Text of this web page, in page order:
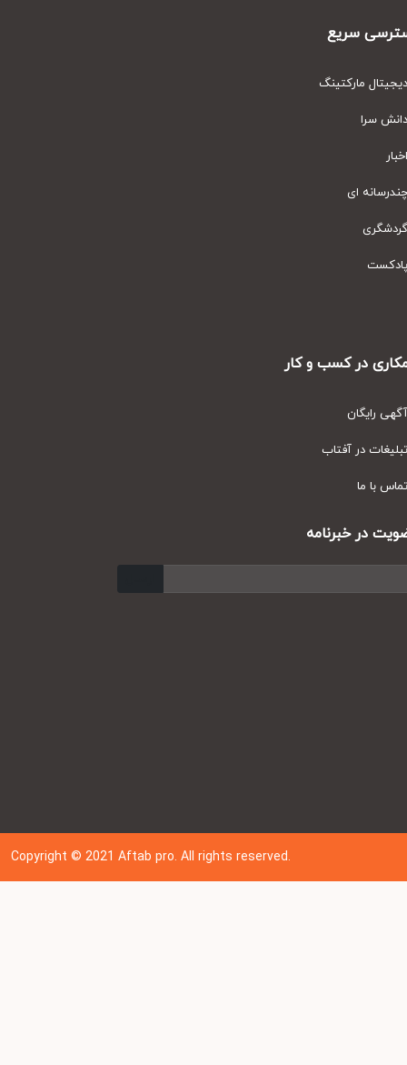
سریع
مارکتینگ
سرا
ای
در کسب و کار
رایگان
در آفتاب
با ما
در خبرنامه
Copyright © 202 1Aftab pro. All rights reserved.